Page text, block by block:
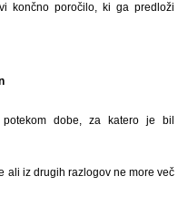
končno poročilo, ki ga predloži
dobe, za katero je bil
ali iz drugih razlogov ne more več